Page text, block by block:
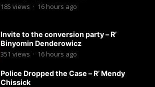
185 views · 16 hours ago
Invite to the conversion party – R’
Binyomin Denderowicz
351 views · 16 hours ago
Police Dropped the Case – R’ Mendy
Chissick